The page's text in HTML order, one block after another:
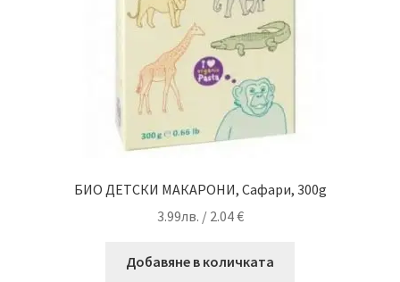
БИО ДЕТСКИ МАКАРОНИ, Сафари, 300g
3.99лв. / 2.04 €
Добавяне в количката